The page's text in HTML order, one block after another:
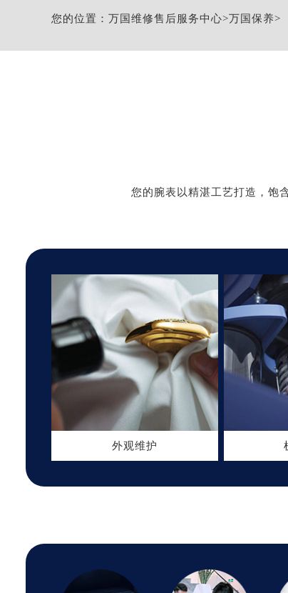
您的位置： 万国维修售后服务中心>万国保养>
您的腕表以精湛工艺打造，饱
外观维护